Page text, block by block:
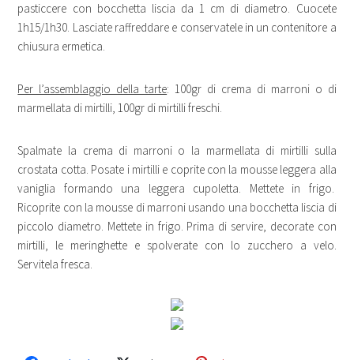
pasticcere con bocchetta liscia da 1 cm di diametro. Cuocete
1h15/1h30. Lasciate raffreddare e conservatele in un contenitore a
chiusura ermetica.
Per l’assemblaggio della tarte: 100gr di crema di marroni o di
marmellata di mirtilli, 100gr di mirtilli freschi.
Spalmate la crema di marroni o la marmellata di mirtilli sulla
crostata cotta. Posate i mirtilli e coprite con la mousse leggera alla
vaniglia formando una leggera cupoletta. Mettete in frigo.
Ricoprite con la mousse di marroni usando una bocchetta liscia di
piccolo diametro. Mettete in frigo. Prima di servire, decorate con
mirtilli, le meringhette e spolverate con lo zucchero a velo.
Servitela fresca.